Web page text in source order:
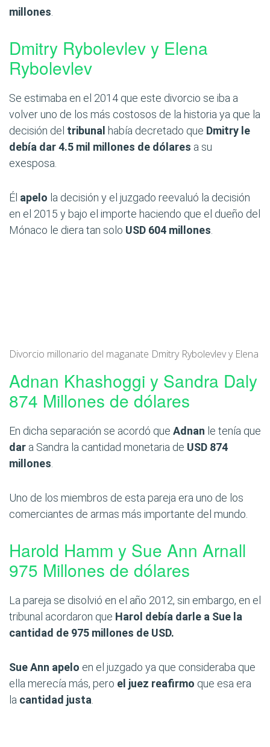
millones
Dmitry Rybolevlev y Elena
Rybolevlev
Se estimaba en el 2014 que este divorcio se iba a
volver uno de los más costosos de la historia ya que la
decisión del tribunal había decretado que Dmitry le
debía dar 4.5 mil millones de dólares a su
exesposa.
Él apelo la decisión y el juzgado reevaluó la decisión
en el 2015 y bajo el importe haciendo que el dueño del
Mónaco le diera tan solo USD 604 millones
Divorcio millonario del maganate Dmitry Rybolevlev y Elena
Adnan Khashoggi y Sandra Daly
874 Millones de dólares
En dicha separación se acordó que Adnan le tenía que
dar a Sandra la cantidad monetaria de USD 874
millones
Uno de los miembros de esta pareja era uno de los
comerciantes de armas más importante del mundo.
Harold Hamm y Sue Ann Arnall
975 Millones de dólares
La pareja se disolvió en el año 2012, sin embargo, en el
tribunal acordaron que Harol debía darle a Sue la
cantidad de 975 millones de USD.
Sue Ann apelo en el juzgado ya que consideraba que
ella merecía más, pero el juez reafirmo que esa era
la cantidad justa